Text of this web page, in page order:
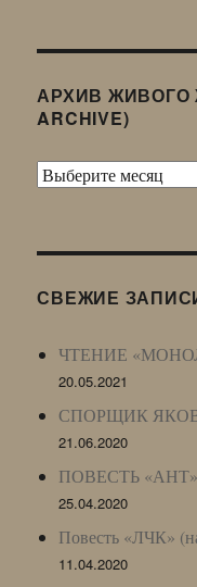
АРХИВ ЖИВОГО
ARCHIVE)
Архив
LJ
СВЕЖИЕ
ЧТЕНИЕ
20.05.2021
СПОРЩИК
21.06.2020
ПОВЕСТЬ «АНТ»
25.04.2020
Повесть «ЛЧК»
11.04.2020